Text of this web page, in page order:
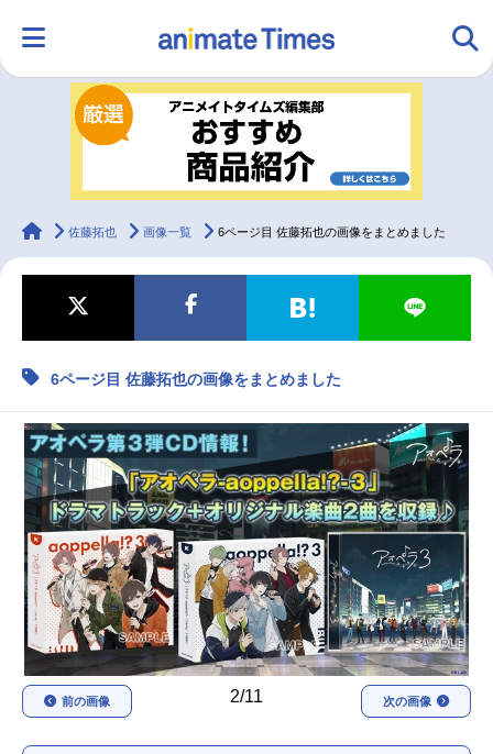
ランキング アニメ
ラジオ みんなの声
マンガ・ラノベ ゲーム・アプリ 音楽 コスプレ
配信・Vtuber トレンド
最新記事一覧
アニメ記事一覧 声優記事一覧
アニメ映画一覧 実写化映画一覧
今期アニメ曜日別一覧
春アニメ 夏アニメ
秋アニメ 冬アニメ
男性声優/女性声優一覧
animateTimes
佐藤拓也 画像一覧 6ページ目 佐藤拓也の画像をまとめました
6ページ目 佐藤拓也の画像をまとめました
2/11
前の画像 次の画像